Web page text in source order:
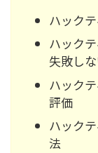
ハック
ハック
失敗し
ハック
評価
ハック
法